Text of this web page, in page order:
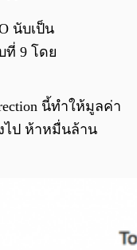
นับเป็น
ที่ 9 โดย
นี้ทำให้มูลค่า
ไป ห้าหมื่นล้าน